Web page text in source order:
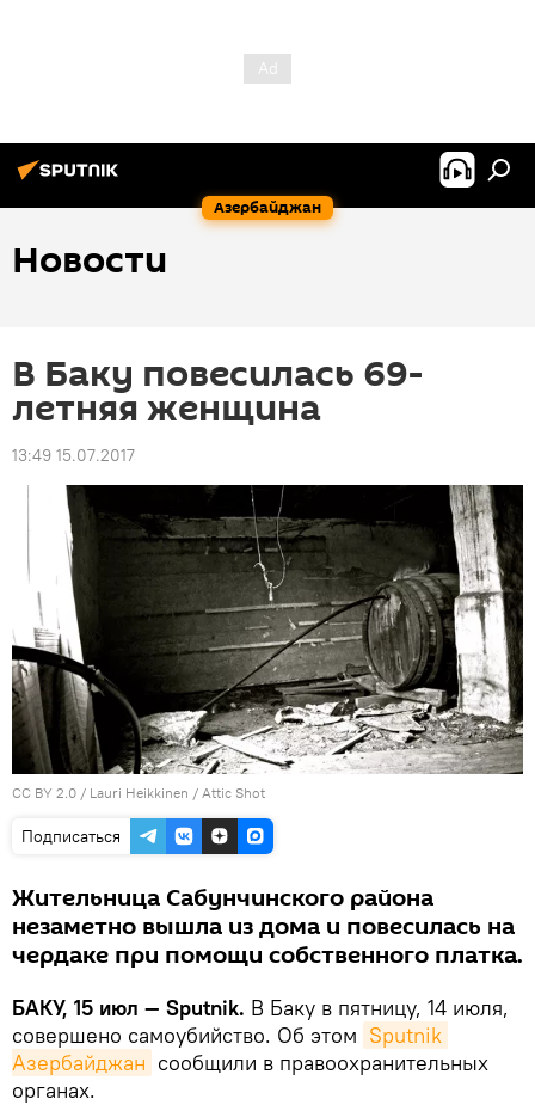
Азербайджан
Новости
В Баку повесилась 69-
летняя женщина
13:49 15.07.2017
CC BY 2.0 / Lauri Heikkinen / Attic Shot
Подписаться
Жительница Сабунчинского района
незаметно вышла из дома и повесилась на
чердаке при помощи собственного платка.
БАКУ, 15 июл — Sputnik. В Баку в пятницу, 14 июля,
совершено самоубийство. Об этом Sputnik
Азербайджан сообщили в правоохранительных
органах.